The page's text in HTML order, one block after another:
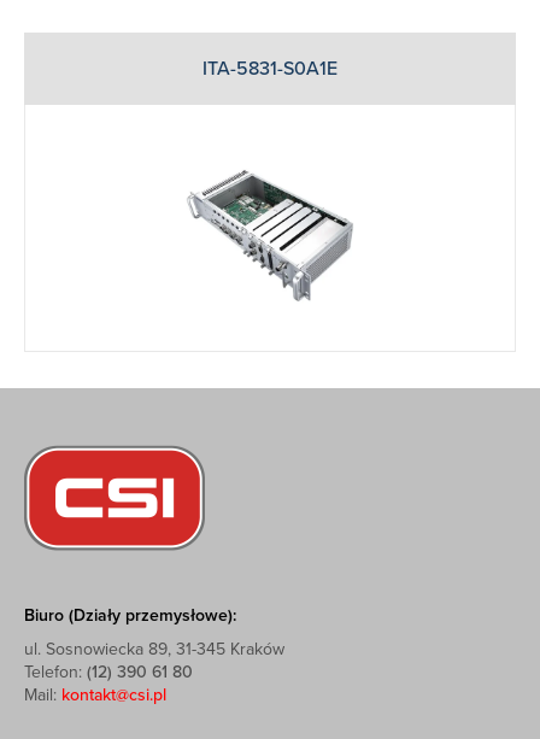
ITA-5831-S0A1E
Biuro (Działy przemysłowe):
ul. Sosnowiecka 89, 31-345 Kraków
Telefon: (12) 390 61 80
Mail: kontakt@csi.pl